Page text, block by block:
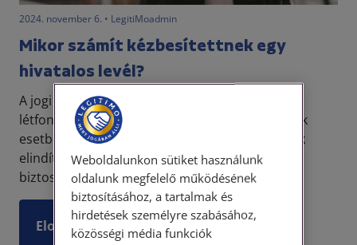
2024. november 6. • LegitiMoadmin
Mikor számít kézbesítettnek egy
hivatalos levél?
A jogi világban a pontos kommunikáció
létfontosságú: egy levél időben való átadása sok
esetben jogi hatásokat vált ki, például határidők
elindításával. A kézbesítési szabályok célja
biztosítani, ho...
Elolvasom
Weboldalunkon sütiket használunk
oldalunk megfelelő működésének
biztosításához, a tartalmak és
hirdetések személyre szabásához,
közösségi média funkciók